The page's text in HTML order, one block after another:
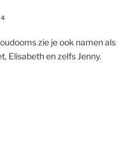
zie je ook namen als
Elisabeth en zelfs Jenny.